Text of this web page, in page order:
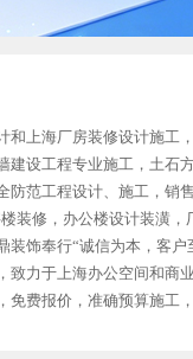
和上海厂房装修设计施
设工程专业施工，土石
防范工程设计、施工，
装修，办公楼设计装潢
饰奉行“诚信为本，客
致力于上海办公空间和
费报价，准确预算施